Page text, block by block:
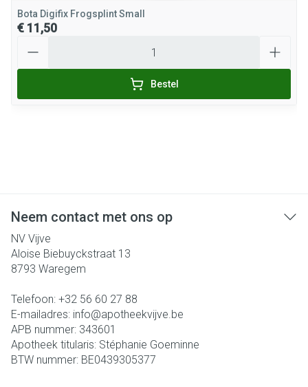
Bota Digifix Frogsplint Small
€ 11,50
Bestel
Neem contact met ons op
NV Vijve
Aloise Biebuyckstraat 13
8793 Waregem
Telefoon: +32 56 60 27 88
E-mailadres: info@apotheekvijve.be
APB nummer: 343601
Apotheek titularis: Stéphanie Goeminne
BTW nummer: BE0439305377